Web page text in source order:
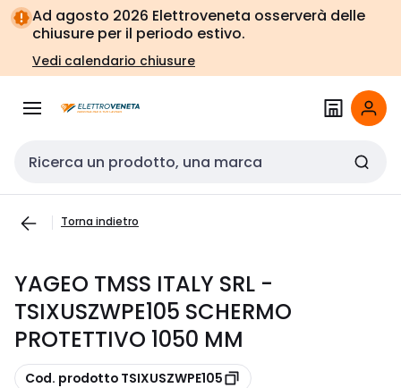
Vai alla
navigazione
Vai
alla
pagina
Ad agosto 2026 Elettroveneta osserverà delle
chiusure per il periodo estivo.
Vedi calendario chiusure
Cerca input
Torna indietro
YAGEO TMSS ITALY SRL -
TSIXUSZWPE105 SCHERMO
PROTETTIVO 1050 MM
copia
Cod. prodotto TSIXUSZWPE105